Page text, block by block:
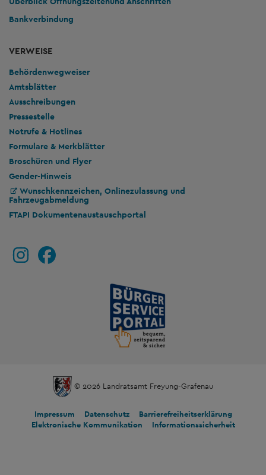
Bankverbindung
VERWEISE
Behördenwegweiser
Amtsblätter
Ausschreibungen
Pressestelle
Notrufe & Hotlines
Formulare & Merkblätter
Broschüren und Flyer
Gender-Hinweis
Wunschkennzeichen, Onlinezulassung und
Fahrzeugabmeldung
FTAPI Dokumentenaustauschportal
© 2026 Landratsamt Freyung-Grafenau
Impressum Datenschutz
Barrierefreiheitserklärung
Elektronische Kommunikation
Informationssicherheit